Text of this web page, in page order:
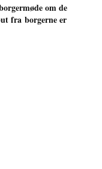
om de
fra borgerne er